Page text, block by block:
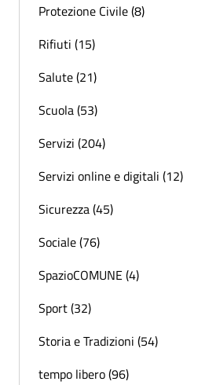
Protezione Civile (8)
Rifiuti (15)
Salute (21)
Scuola (53)
Servizi (204)
Servizi online e digitali (12)
Sicurezza (45)
Sociale (76)
SpazioCOMUNE (4)
Sport (32)
Storia e Tradizioni (54)
tempo libero (96)